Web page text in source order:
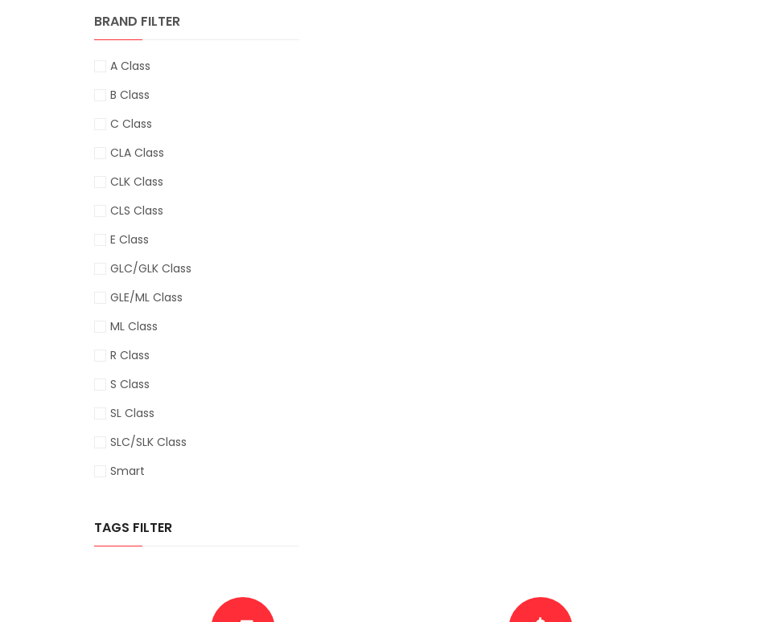
BRAND FILTER
A Class
B Class
C Class
CLA Class
CLK Class
CLS Class
E Class
GLC/GLK Class
GLE/ML Class
ML Class
R Class
S Class
SL Class
SLC/SLK Class
Smart
TAGS FILTER